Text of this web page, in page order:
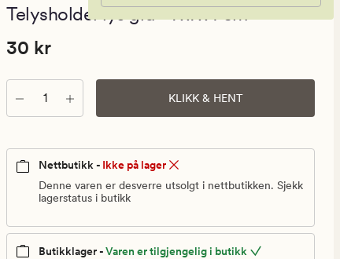
en
Telysholder lys grå - 7x7x4 cm
Pris
kr.
Vanlig
pris
kr
Pris 30 kr
30 kr
Antall KLIKK & HENT
Nettbutikk - Ikke på lager
Denne varen er desverre utsolgt i nettbutikken. Sjekk
lagerstatus i butikk
Butikklager -Varen er tilgjengelig i butikk